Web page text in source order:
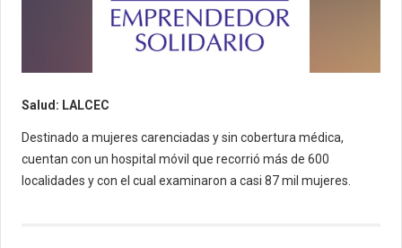
Salud: LALCEC
Destinado a mujeres carenciadas y sin cobertura médica,
cuentan con un hospital móvil que recorrió más de 600
localidades y con el cual examinaron a casi 87 mil mujeres.